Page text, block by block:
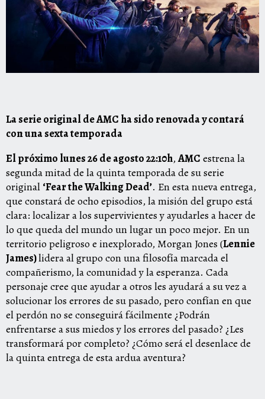
La serie original de AMC ha sido renovada y contará
con una sexta temporada
El próximo lunes 26 de agosto 22:10h,AMC estrena la
segunda mitad de la quinta temporada de su serie
original ‘Fear the Walking Dead’. En esta nueva entrega,
que constará de ocho episodios, la misión del grupo está
clara: localizar a los supervivientes y ayudarles a hacer de
lo que queda del mundo un lugar un poco mejor. En un
territorio peligroso e inexplorado, Morgan Jones (Lennie
James)lidera al grupo con una filosofía marcada el
compañerismo, la comunidad y la esperanza. Cada
personaje cree que ayudar a otros les ayudará a su vez a
solucionar los errores de su pasado, pero confían en que
el perdón no se conseguirá fácilmente ¿Podrán
enfrentarse a sus miedos y los errores del pasado? ¿Les
transformará por completo? ¿Cómo será el desenlace de
la quinta entrega de esta ardua aventura?